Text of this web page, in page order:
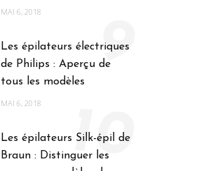
MAI 6, 2018
Les épilateurs électriques
de Philips : Aperçu de
tous les modèles
MAI 6, 2018
9
Les épilateurs Silk-épil de
Braun : Distinguer les
10